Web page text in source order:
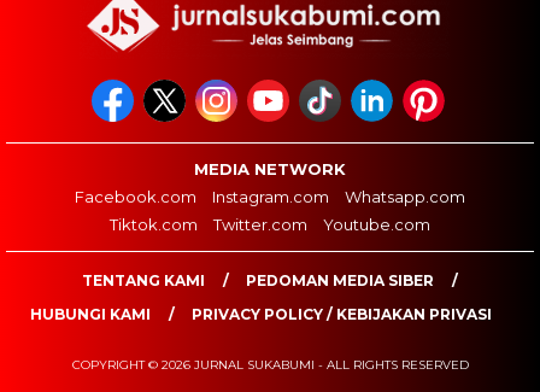
MEDIA NETWORK
Facebook.com
Instagram.com
Whatsapp.com
Tiktok.com
Twitter.com Youtube.com
TENTANG KAMI
PEDOMAN MEDIA SIBER
HUBUNGI KAMI
PRIVACY POLICY / KEBIJAKAN PRIVASI
COPYRIGHT © 2026 JURNAL SUKABUMI - ALL RIGHTS RESERVED